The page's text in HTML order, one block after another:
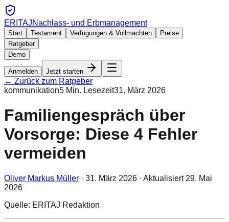
ERITAJNachlass- und Erbmanagement
Start Testament Verfügungen & Vollmachten
Preise
Ratgeber
Demo
Anmelden Jetzt starten
← Zurück zum Ratgeber
kommunikation5 Min. Lesezeit31. März 2026
Familiengespräch über
Vorsorge: Diese 4 Fehler
vermeiden
Oliver Markus Müller · 31. März 2026 · Aktualisiert 29. Mai
2026
Quelle: ERITAJ Redaktion